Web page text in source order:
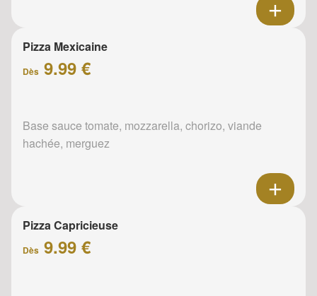
Pizza Mexicaine
Dès 9.99 €
Base sauce tomate, mozzarella, chorizo, viande
hachée, merguez
Pizza Capricieuse
Dès 9.99 €